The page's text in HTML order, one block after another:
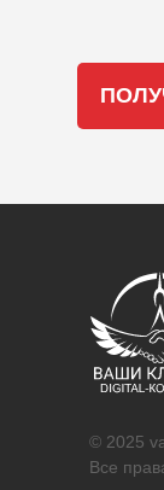
© 2025
Все